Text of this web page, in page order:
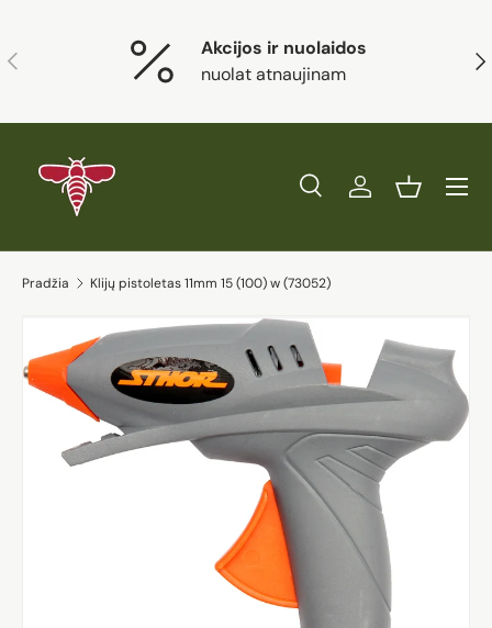
Ankstesnis
Akcijos ir nuolaidos
nuolat atnaujinam
Ieškoti
Prekės tipas
PaieškaPrisijungtiKrepšelis
Pradžia Klijų pistoletas 11mm 15 (100) w (73052)
Eiti į prekės informaciją